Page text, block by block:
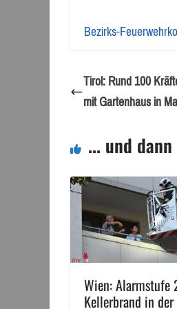
Bezirks-
Tirol: Rund 100
mit Gartenhaus in
... und
Wien: Alarmstufe
Kellerbrand in der